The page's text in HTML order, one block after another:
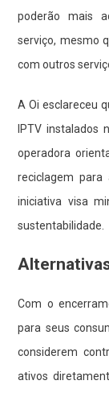
poderão mais
serviço, mesmo
com outros
A Oi esclareceu
IPTV instalados
operadora
reciclagem para
iniciativa visa
sustentabilidade.
Com o
para seus
considerem
ativos